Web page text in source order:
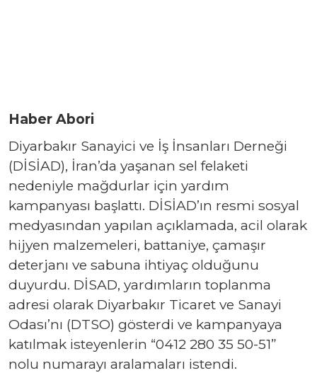
Haber Abori
Diyarbakır Sanayici ve İş İnsanları Derneği
(DİSİAD), İran’da yaşanan sel felaketi
nedeniyle mağdurlar için yardım
kampanyası başlattı. DİSİAD’ın resmi sosyal
medyasından yapılan açıklamada, acil olarak
hijyen malzemeleri, battaniye, çamaşır
deterjanı ve sabuna ihtiyaç olduğunu
duyurdu. DİSAD, yardımların toplanma
adresi olarak Diyarbakır Ticaret ve Sanayi
Odası’nı (DTSO) gösterdi ve kampanyaya
katılmak isteyenlerin “0412 280 35 50-51”
nolu numarayı aralamaları istendi.